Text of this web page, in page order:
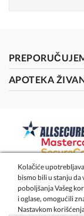
APOTEKA
Kolačiće
bismo bili u stanju
poboljšanja Vašeg
i oglase, omogućili
Nastavkom